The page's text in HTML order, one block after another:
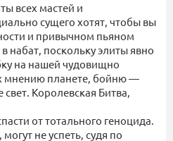
всех мастей и
сущего хотят, чтобы вы
и привычном пьяном
набат, поскольку элиты явно
на нашей чудовищно
мнению планете, бойню —
Королевская Битва,
от тотального геноцида.
не успеть, судя по